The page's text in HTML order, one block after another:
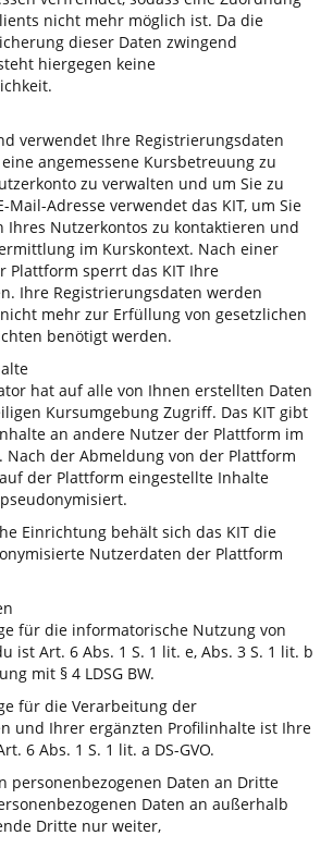
nicht mehr möglich ist. Da die
dieser Daten zwingend
hiergegen keine
verwendet Ihre Registrierungsdaten
angemessene Kursbetreuung zu
zu verwalten und um Sie zu
Mail-Adresse verwendet das KIT, um Sie
Ihres Nutzerkontos zu kontaktieren und
im Kurskontext. Nach einer
Plattform sperrt das KIT Ihre
Ihre Registrierungsdaten werden
mehr zur Erfüllung von gesetzlichen
benötigt werden.
hat auf alle von Ihnen erstellten Daten
Kursumgebung Zugriff. Das KIT gibt
an andere Nutzer der Plattform im
Nach der Abmeldung von der Plattform
der Plattform eingestellte Inhalte
Einrichtung behält sich das KIT die
Nutzerdaten der Plattform
für die informatorische Nutzung von
ist Art. 6 Abs. 1 S. 1 lit. e, Abs. 3 S. 1 lit. b
mit § 4 LDSG BW.
für die Verarbeitung der
und Ihrer ergänzten Profilinhalte ist Ihre
6 Abs. 1 S. 1 lit. a DS-GVO.
personenbezogenen Daten an Dritte
Daten an außerhalb
Dritte nur weiter,